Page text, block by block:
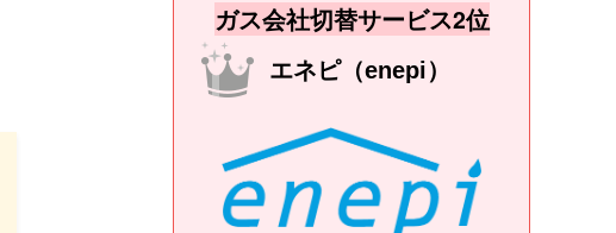
ガス会社切替サービス2位
エネピ（enepi）